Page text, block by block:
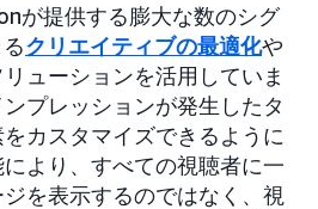
が提供する膨大な数のシグ
クリエイティブの最適化や
ューションを活用していま
プレッションが発生したタ
カスタマイズできるように
より、すべての視聴者に一
を表示するのではなく、視